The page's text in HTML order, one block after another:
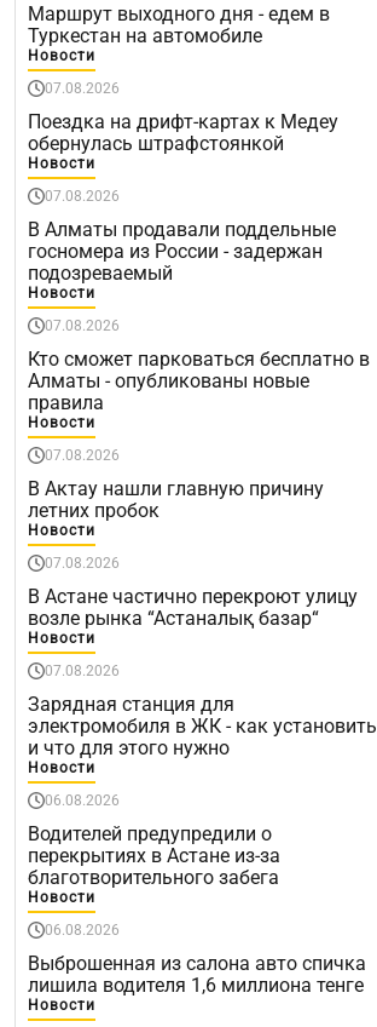
Маршрут выходного дня - едем в
Туркестан на автомобиле
Новости
07.08.2026
Поездка на дрифт-картах к Медеу
обернулась штрафстоянкой
Новости
07.08.2026
В Алматы продавали поддельные
госномера из России - задержан
подозреваемый
Новости
07.08.2026
Кто сможет парковаться бесплатно в
Алматы - опубликованы новые
правила
Новости
07.08.2026
В Актау нашли главную причину
летних пробок
Новости
07.08.2026
В Астане частично перекроют улицу
возле рынка “Астаналық базар“
Новости
07.08.2026
Зарядная станция для
электромобиля в ЖК - как установить
и что для этого нужно
Новости
06.08.2026
Водителей предупредили о
перекрытиях в Астане из-за
благотворительного забега
Новости
06.08.2026
Выброшенная из салона авто спичка
лишила водителя 1,6 миллиона тенге
Новости